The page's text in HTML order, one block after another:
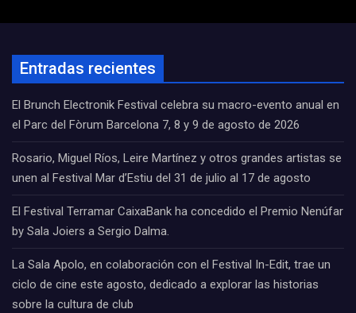
Entradas recientes
El Brunch Electronik Festival celebra su macro-evento anual en
el Parc del Fòrum Barcelona 7, 8 y 9 de agosto de 2026
Rosario, Miguel Ríos, Leire Martínez y otros grandes artistas se
unen al Festival Mar d’Estiu del 31 de julio al 17 de agosto
El Festival Terramar CaixaBank ha concedido el Premio Nenúfar
by Sala Joiers a Sergio Dalma.
La Sala Apolo, en colaboración con el Festival In-Edit, trae un
ciclo de cine este agosto, dedicado a explorar las historias
sobre la cultura de club